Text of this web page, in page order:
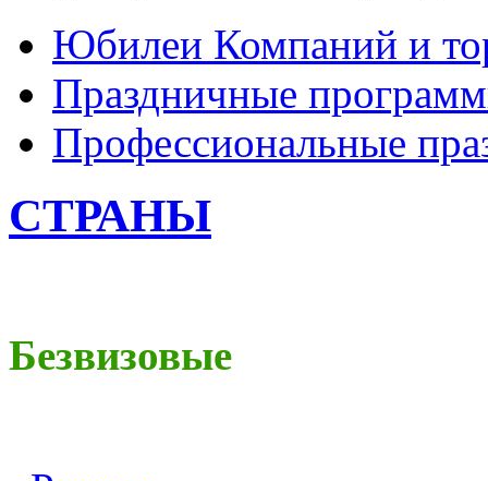
Юбилеи Компаний и
Праздничные
Профессиональные
СТРАНЫ
Безвизовые